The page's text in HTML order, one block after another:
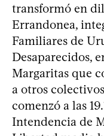
transformó en
Errandonea,
Familiares de
Desaparecidos,
Margaritas que
a otros
comenzó a las
Intendencia de